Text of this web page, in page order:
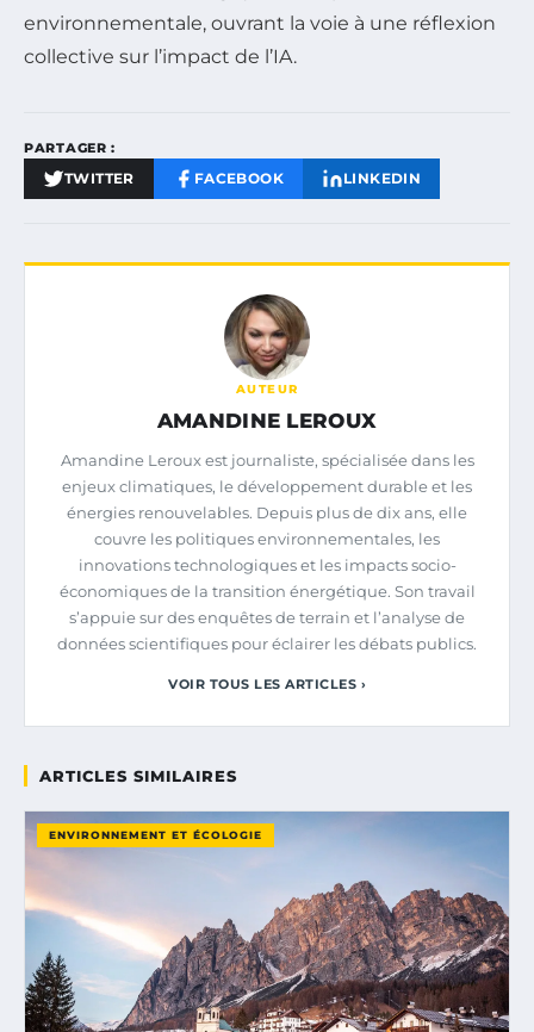
environnementale, ouvrant la voie à une réflexion
collective sur l’impact de l’IA.
PARTAGER :
TWITTER FACEBOOK LINKEDIN
AUTEUR
AMANDINE LEROUX
Amandine Leroux est journaliste, spécialisée dans les
enjeux climatiques, le développement durable et les
énergies renouvelables. Depuis plus de dix ans, elle
couvre les politiques environnementales, les
innovations technologiques et les impacts socio-
économiques de la transition énergétique. Son travail
s’appuie sur des enquêtes de terrain et l’analyse de
données scientifiques pour éclairer les débats publics.
VOIR TOUS LES ARTICLES ›
ARTICLES SIMILAIRES
ENVIRONNEMENT ET ÉCOLOGIE